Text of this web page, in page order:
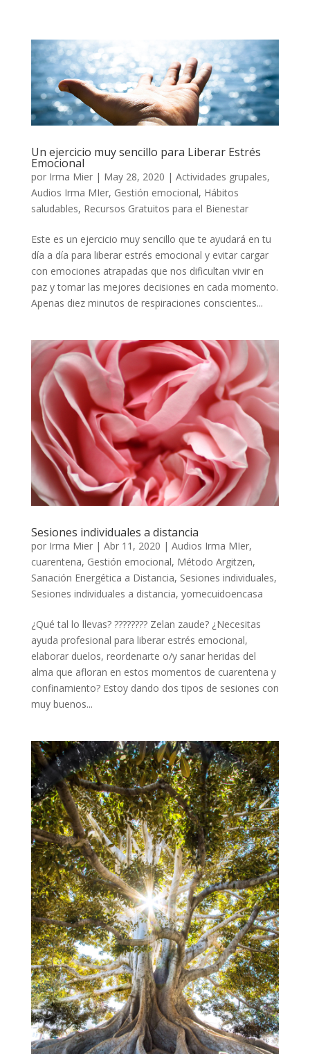
Un ejercicio muy sencillo para Liberar Estrés
Emocional
por Irma Mier| May 28, 2020 | Actividades grupales,
Audios Irma MIer, Gestión emocional, Hábitos
saludables, Recursos Gratuitos para el Bienestar
Este es un ejercicio muy sencillo que te ayudará en tu
día a día para liberar estrés emocional y evitar cargar
con emociones atrapadas que nos dificultan vivir en
paz y tomar las mejores decisiones en cada momento.
Apenas diez minutos de respiraciones conscientes...
Sesiones individuales a distancia
por Irma Mier| Abr 11, 2020 | Audios Irma MIer,
cuarentena, Gestión emocional, Método Argitzen,
Sanación Energética a Distancia, Sesiones individuales,
Sesiones individuales a distancia, yomecuidoencasa
¿Qué tal lo llevas? ???????? Zelan zaude? ¿Necesitas
ayuda profesional para liberar estrés emocional,
elaborar duelos, reordenarte o/y sanar heridas del
alma que afloran en estos momentos de cuarentena y
confinamiento? Estoy dando dos tipos de sesiones con
muy buenos...